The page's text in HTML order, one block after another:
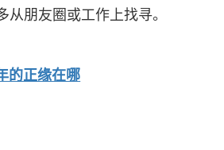
朋友圈或工作上找寻。
的正缘在哪